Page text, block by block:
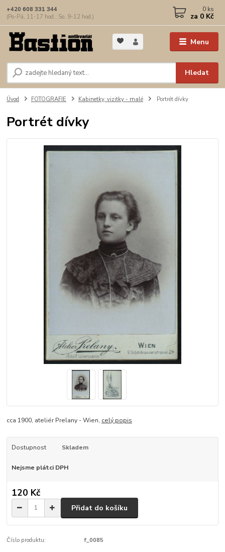
Menu
Hledat
+420 608 331 344
(Po-Pá, 11-17 hod.; So, 9-12 hod.)
0 ks
za 0 Kč
Úvod FOTOGRAFIE Kabinetky, vizitky - malé Portrét dívky
Portrét dívky
cca 1900, ateliér Prelany - Wien, celý popis
Dostupnost Skladem
Nejsme plátci DPH
120 Kč
Přidat do košíku
Číslo produktu: f_0085